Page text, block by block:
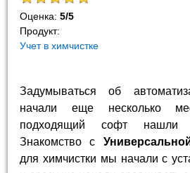
Оценка:5/5
Продукт:
Учет в химчистке
Задумываться об
начали еще несколько
подходящий софт нашли
Знакомство с
для химчистки мы начали с